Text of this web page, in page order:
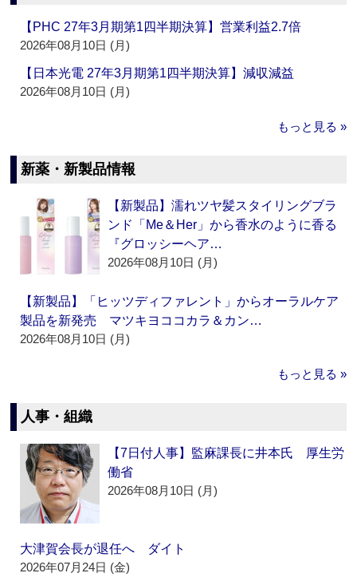
【PHC 27年3月期第1四半期決算】営業利益2.7倍
2026年08月10日 (月)
【日本光電 27年3月期第1四半期決算】減収減益
2026年08月10日 (月)
もっと見る »
新薬・新製品情報
【新製品】濡れツヤ髪スタイリングブラ
ンド「Me＆Her」から香水のように香る
『グロッシーヘア…
2026年08月10日 (月)
【新製品】「ヒッツディファレント」からオーラルケア
製品を新発売 マツキヨココカラ＆カン…
2026年08月10日 (月)
もっと見る »
人事・組織
【7日付人事】監麻課長に井本氏 厚生労
働省
2026年08月10日 (月)
大津賀会長が退任へ ダイト
2026年07月24日 (金)